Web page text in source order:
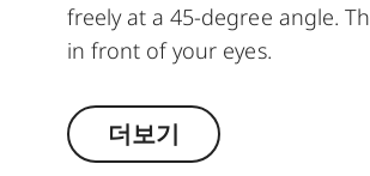
freely at a 45-degree angle.
in front of your eyes.
For the Leica M10 it is
더보기